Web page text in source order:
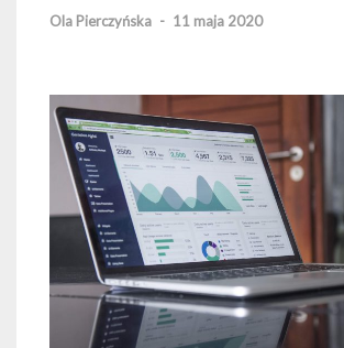
Ola Pierczyńska - 11 maja 2020